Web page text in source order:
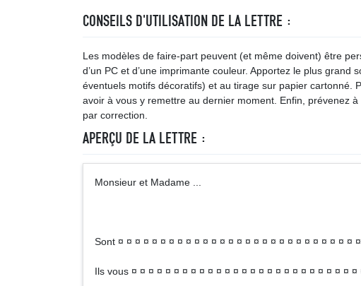
CONSEILS D'UTILISATION DE LA LETTRE :
Les modèles de faire-part peuvent (et même doivent) être
d’un PC et d’une imprimante couleur. Apportez le plus grand
éventuels motifs décoratifs) et au tirage sur papier cartonné.
avoir à vous y remettre au dernier moment. Enfin, prévenez
par correction.
APERÇU DE LA LETTRE :
Monsieur et Madame ...
Sont ¤ ¤ ¤ ¤ ¤ ¤ ¤ ¤ ¤ ¤ ¤ ¤ ¤ ¤ ¤ ¤ ¤ ¤ ¤ ¤ ¤ ¤ ¤ ¤ ¤ ¤ ¤ ¤
Ils vous ¤ ¤ ¤ ¤ ¤ ¤ ¤ ¤ ¤ ¤ ¤ ¤ ¤ ¤ ¤ ¤ ¤ ¤ ¤ ¤ ¤ ¤ ¤ ¤ ¤ ¤